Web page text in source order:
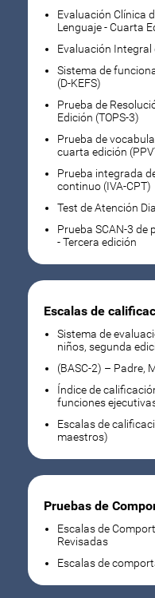
Evaluación Clínica
Lenguaje - Cuarta
Evaluación Integral
Sistema de
(D-KEFS)
Prueba de
Edición (TOPS-3)
Prueba de
cuarta edición
Prueba integrada
continuo (IVA-CPT)
Test de Atención
Prueba SCAN-3
- Tercera edición
Escalas de
Sistema de
niños, segunda
(BASC-2) – Padre,
Índice de
funciones
Escalas de
maestros)
Pruebas de
Escalas de
Revisadas
Escalas de